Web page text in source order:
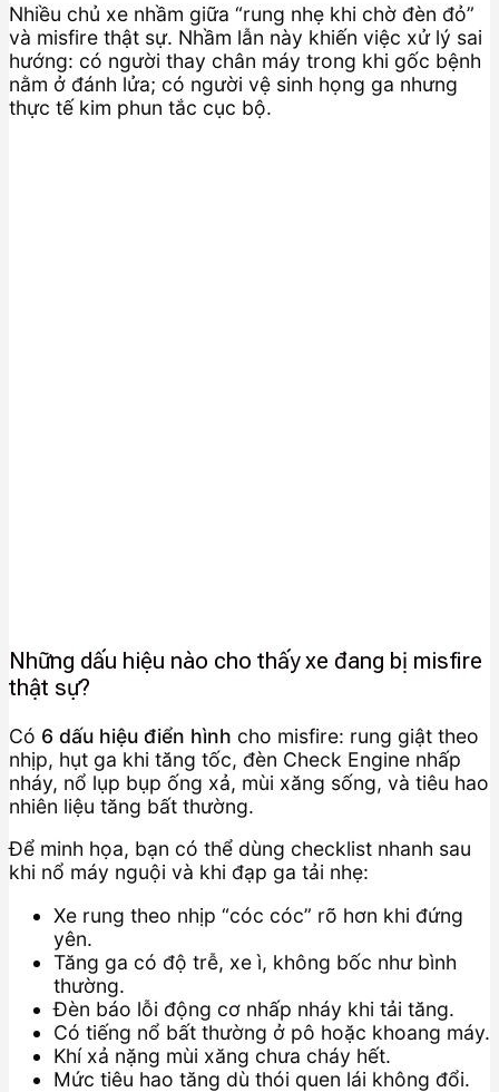
Nhiều chủ xe nhầm giữa “rung nhẹ khi chờ đèn đỏ”
và misfire thật sự. Nhầm lẫn này khiến việc xử lý sai
hướng: có người thay chân máy trong khi gốc bệnh
nằm ở đánh lửa; có người vệ sinh họng ga nhưng
thực tế kim phun tắc cục bộ.
Những dấu hiệu nào cho thấy xe đang bị misfire
thật sự?
Có 6 dấu hiệu điển hình cho misfire: rung giật theo
nhịp, hụt ga khi tăng tốc, đèn Check Engine nhấp
nháy, nổ lụp bụp ống xả, mùi xăng sống, và tiêu hao
nhiên liệu tăng bất thường.
Để minh họa, bạn có thể dùng checklist nhanh sau
khi nổ máy nguội và khi đạp ga tải nhẹ:
Xe rung theo nhịp “cóc cóc” rõ hơn khi đứng
yên.
Tăng ga có độ trễ, xe ì, không bốc như bình
thường.
Đèn báo lỗi động cơ nhấp nháy khi tải tăng.
Có tiếng nổ bất thường ở pô hoặc khoang máy.
Khí xả nặng mùi xăng chưa cháy hết.
Mức tiêu hao tăng dù thói quen lái không đổi.